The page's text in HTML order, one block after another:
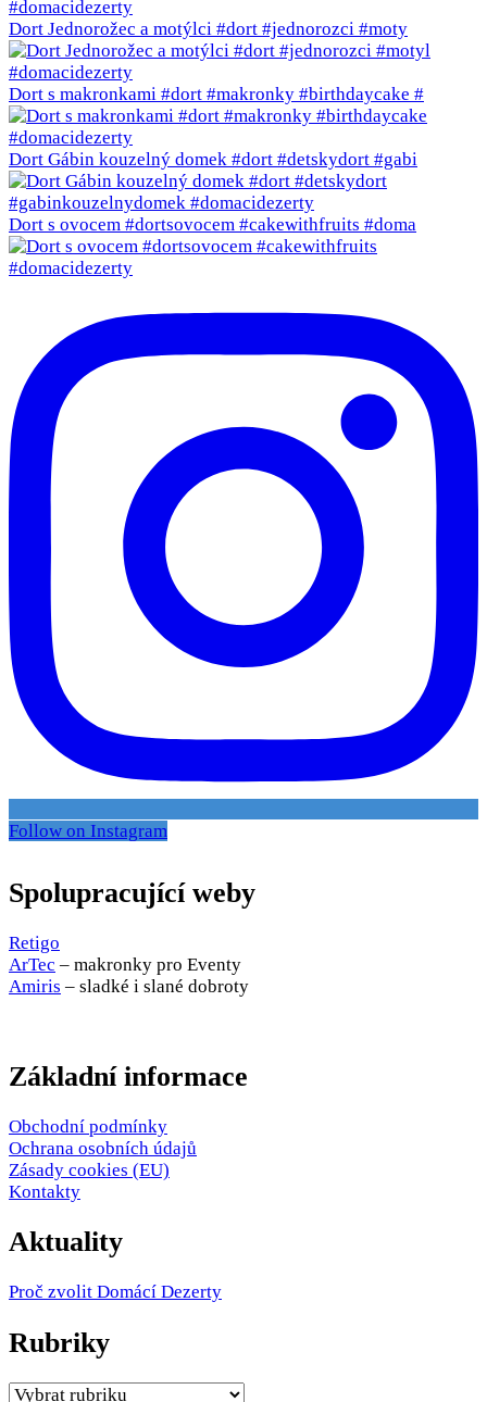
Dort Jednorožec a motýlci #dort #jednorozci #moty
Dort s makronkami #dort #makronky #birthdaycake #
Dort Gábin kouzelný domek #dort #detskydort #gabi
Dort s ovocem #dortsovocem #cakewithfruits #doma
Follow on Instagram
Spolupracující weby
Retigo
ArTec – makronky pro Eventy
Amiris – sladké i slané dobroty
Základní informace
Obchodní podmínky
Ochrana osobních údajů
Zásady cookies (EU)
Kontakty
Aktuality
Proč zvolit Domácí Dezerty
Rubriky
Rubriky